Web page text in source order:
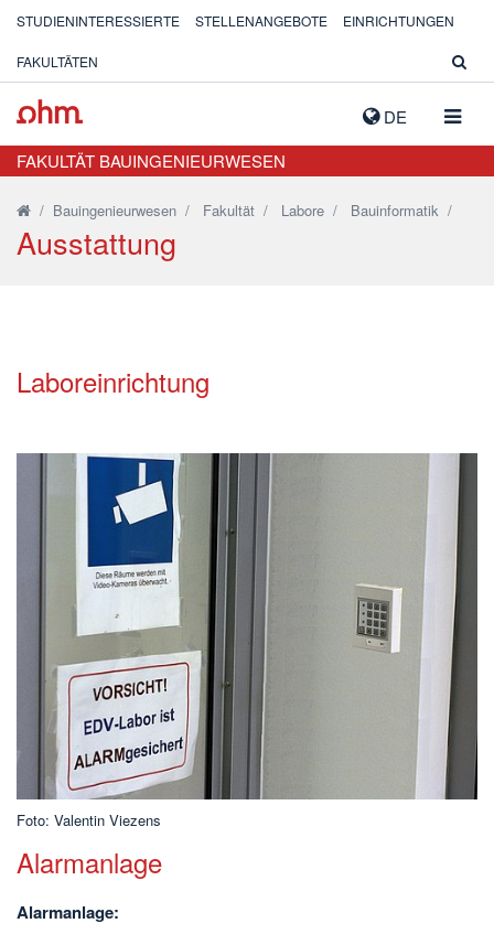
DE
STUDIENINTERESSIERTE STELLENANGEBOTE EINRICHTUNGEN
FAKULTÄTEN
FAKULTÄT BAUINGENIEURWESEN
/ Bauingenieurwesen / Fakultät / Labore / Bauinformatik /
Ausstattung
Laboreinrichtung
Foto: Valentin Viezens
Alarmanlage
Alarmanlage: